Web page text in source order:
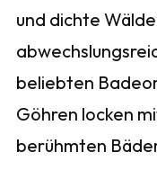
und dichte
beliebten
Göhren locken
berühmten